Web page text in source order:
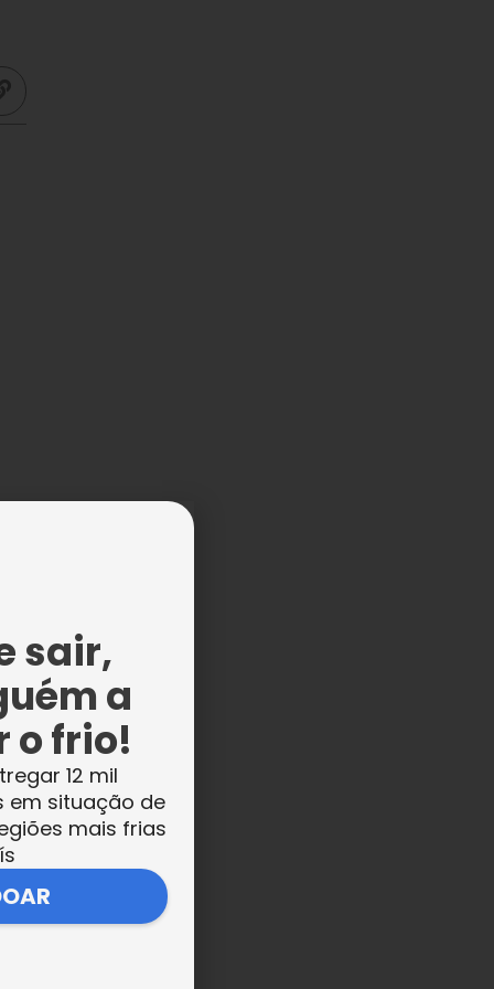
sair,
a
o frio!
12 mil
em situação de
mais frias